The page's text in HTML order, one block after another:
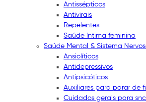
Antissépticos
Antivirais
Repelentes
Saúde íntima feminina
Saúde Mental & Sistema
Ansiolíticos
Antidepressivos
Antipsicóticos
Auxiliares para parar de
Cuidados gerais para snc